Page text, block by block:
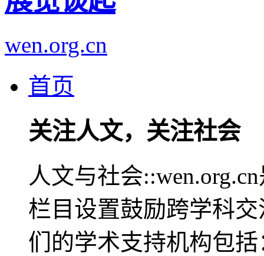
wen.org.cn
首页
关注人文，关注社会
人文与社会
栏目设置鼓励跨学科
们的学术支持机构包